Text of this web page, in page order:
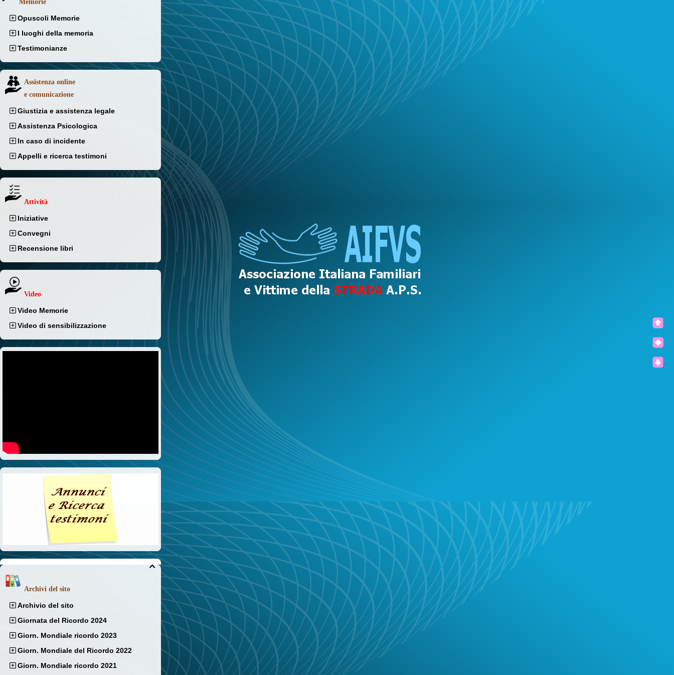
Memorie
Opuscoli Memorie
I luoghi della memoria
Testimonianze
Assistenza online
e comunicazione
Giustizia e assistenza legale
Assistenza Psicologica
In caso di incidente
Appelli e ricerca testimoni
Attività
Iniziative
Convegni
Recensione libri
Video
Video Memorie
Video di sensibilizzazione

Archivi del sito
Archivio del sito
Giornata del Ricordo 2024
Giorn. Mondiale ricordo 2023
Giorn. Mondiale del Ricordo 2022
Giorn. Mondiale ricordo 2021